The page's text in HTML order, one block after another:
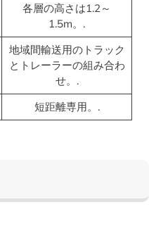
各層の高さは1.2～
1.5m。.
地域間輸送用のトラック
とトレーラーの組み合わ
せ。.
短距離専用。.